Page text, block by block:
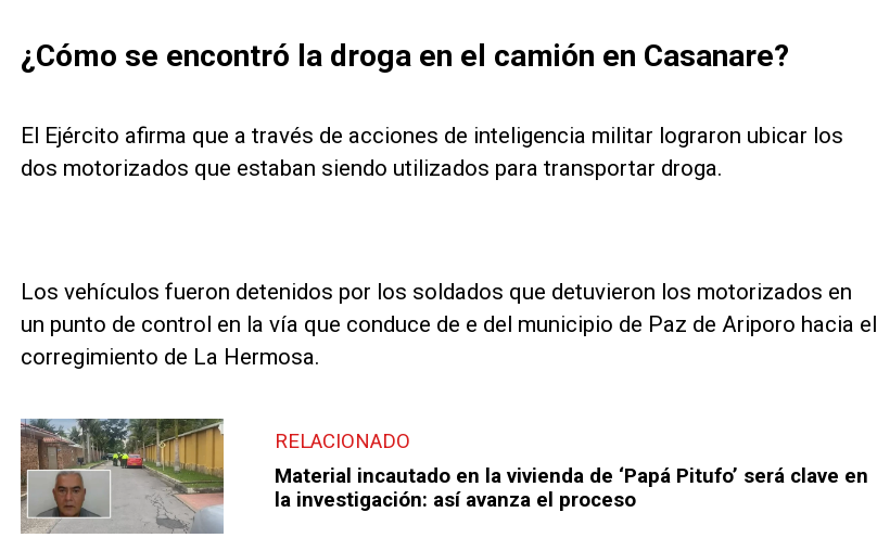
¿Cómo se encontró la droga en el camión en Casanare?
El Ejército afirma que a través de acciones de inteligencia militar lograron ubicar los
dos motorizados que estaban siendo utilizados para transportar droga.
Los vehículos fueron detenidos por los soldados que detuvieron los motorizados en
un punto de control en la vía que conduce de e del municipio de Paz de Ariporo hacia el
corregimiento de La Hermosa.
RELACIONADO
Material incautado en la vivienda de ‘Papá Pitufo’ será clave en
la investigación: así avanza el proceso